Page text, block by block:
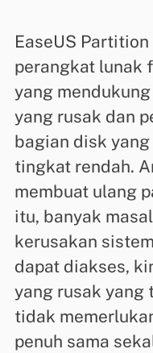
EaseUS
perangkat lunak
yang
yang rusak dan
bagian disk
tingkat rendah.
membuat ulang
itu, banyak
kerusakan
dapat diakses,
yang rusak yang
tidak
penuh sama